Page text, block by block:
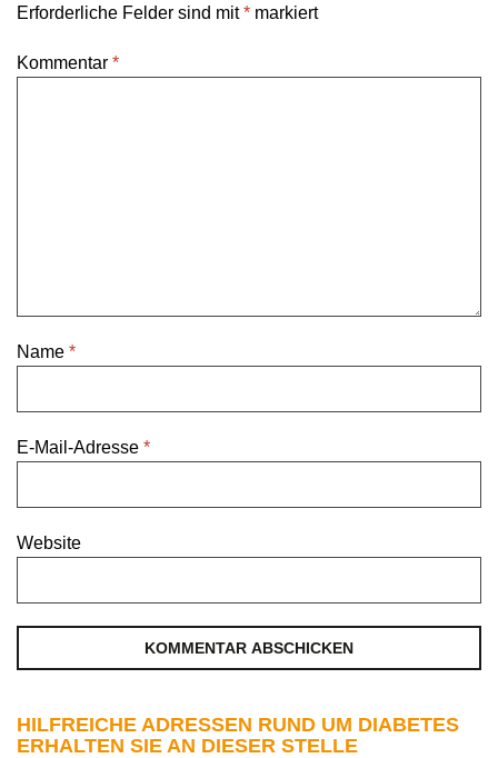
Erforderliche Felder sind mit* markiert
Kommentar *
Name *
E-Mail-Adresse *
Website
HILFREICHE ADRESSEN RUND UM DIABETES
ERHALTEN SIE AN DIESER STELLE